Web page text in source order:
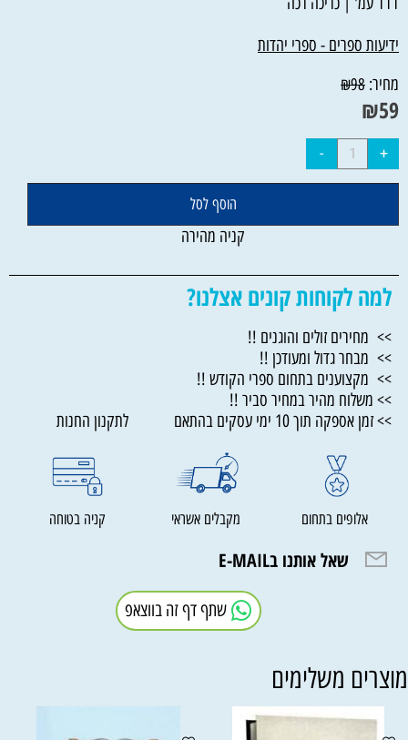
ידיעות ספרים - ספרי יהדות
מחיר:
₪98
₪59
הוסף לסל
קניה מהירה
למה לקוחות קונים אצלנו?
>> מחירים זולים והוגנים !!
>> מבחר גדול ומעודכן !!
>> מקצוענים בתחום ספרי הקודש !!
>> משלוח מהיר במחיר סביר !!
>> זמן אספקה תוך 10 ימי עסקים בהתאם לתקנון החנות
אלופים בתחום מקבלים אשראי קניה בטוחה
שאל אותנו בE-MAIL
שתף דף זה בווצאפ
משלימים